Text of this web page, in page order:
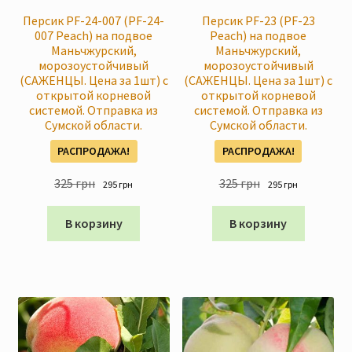
Персик PF-24-007 (PF-24-
007 Peach) на подвое
Маньчжурский,
морозоустойчивый
(САЖЕНЦЫ. Цена за 1шт) с
открытой корневой
системой. Отправка из
Сумской области.
РАСПРОДАЖА!
325грн Первоначальная
цена
составляла
325 грн
295грн
цена:
В корзину
Персик PF-23 (PF-23
Peach) на подвое
Маньчжурский,
морозоустойчивый
(САЖЕНЦЫ. Цена за 1шт) с
открытой корневой
системой. Отправка из
Сумской области.
РАСПРОДАЖА!
325грн
цена
составляла
325 грн
295грнТекущая
цена:
В корзину